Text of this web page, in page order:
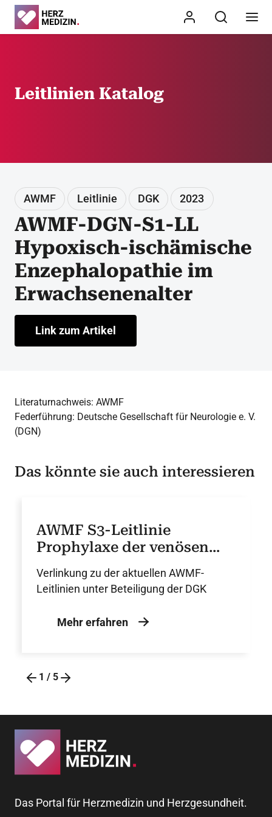
Leitlinien Katalog
AWMF Leitlinie DGK 2023
AWMF-DGN-S1-LL
Hypoxisch-ischämische
Enzephalopathie im
Erwachsenenalter
Link zum Artikel
Literaturnachweis: AWMF
Federführung: Deutsche Gesellschaft für Neurologie e. V.
(DGN)
Das könnte sie auch interessieren
AWMF S3-Leitlinie
Prophylaxe der venösen
Thromboembolie (VTE)
Verlinkung zu der aktuellen AWMF-
Leitlinien unter Beteiligung der DGK
Mehr erfahren
1 / 5
Das Portal für Herzmedizin und Herzgesundheit.